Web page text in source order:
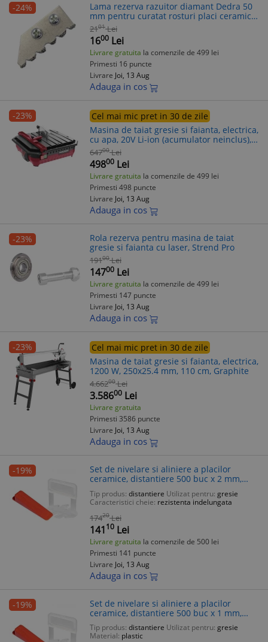
-24%
Lama rezerva razuitor diamant Dedra 50
mm pentru curatat rosturi placi ceramice
latime 2.5-6 mm
2101 Lei
1600 Lei
Livrare gratuita la comenzile de 499 lei
Primesti 16 puncte
Livrare Joi, 13 Aug
Adauga in cos
-23%
Cel mai mic pret in 30 de zile
Masina de taiat gresie si faianta, electrica,
cu apa, 20V Li-ion (acumulator neinclus),
365x390 mm, Worcraft
64700 Lei
49800 Lei
Livrare gratuita la comenzile de 499 lei
Primesti 498 puncte
Livrare Joi, 13 Aug
Adauga in cos
-23%
Rola rezerva pentru masina de taiat
gresie si faianta cu laser, Strend Pro
19100 Lei
14700 Lei
Livrare gratuita la comenzile de 499 lei
Primesti 147 puncte
Livrare Joi, 13 Aug
Adauga in cos
-23%
Cel mai mic pret in 30 de zile
Masina de taiat gresie si faianta, electrica,
1200 W, 250x25.4 mm, 110 cm, Graphite
4.66200 Lei
3.58600 Lei
Livrare gratuita
Primesti 3586 puncte
Livrare Joi, 13 Aug
Adauga in cos
-19%
Set de nivelare si aliniere a placilor
ceramice, distantiere 500 buc x 2 mm,
pene 100 buc, Beorol
Tip produs: distantiere Utilizat pentru: gresie
Caracteristici cheie: rezistenta indelungata
17420 Lei
14110 Lei
Livrare gratuita la comenzile de 500 lei
Primesti 141 puncte
Livrare Joi, 13 Aug
Adauga in cos
-19%
Set de nivelare si aliniere a placilor
ceramice, distantiere 500 buc x 1 mm,
pene 100 buc, Beorol
Tip produs: distantiere Utilizat pentru: gresie
Material: plastic